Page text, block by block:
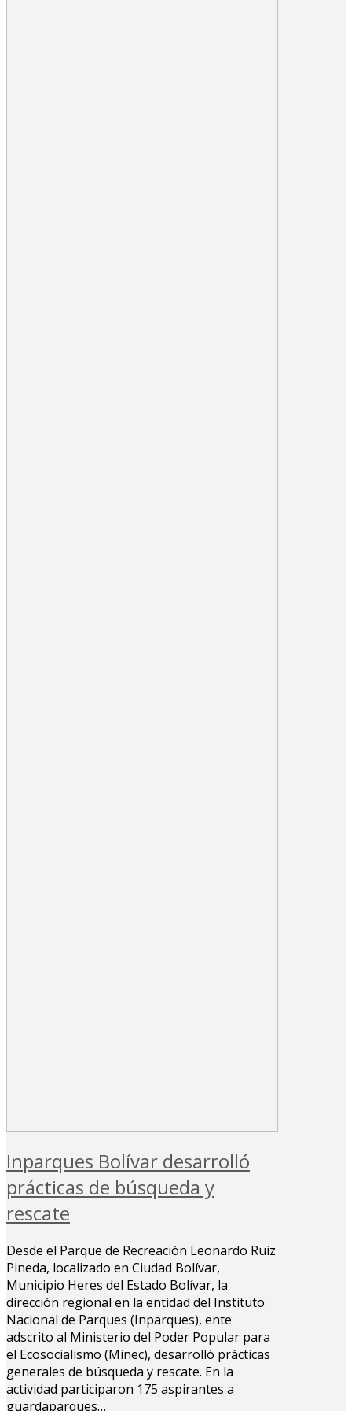
Inparques Bolívar desarrolló
prácticas de búsqueda y
rescate
Desde el Parque de Recreación Leonardo Ruiz
Pineda, localizado en Ciudad Bolívar,
Municipio Heres del Estado Bolívar, la
dirección regional en la entidad del Instituto
Nacional de Parques (Inparques), ente
adscrito al Ministerio del Poder Popular para
el Ecosocialismo (Minec), desarrolló prácticas
generales de búsqueda y rescate. En la
actividad participaron 175 aspirantes a
guardaparques…